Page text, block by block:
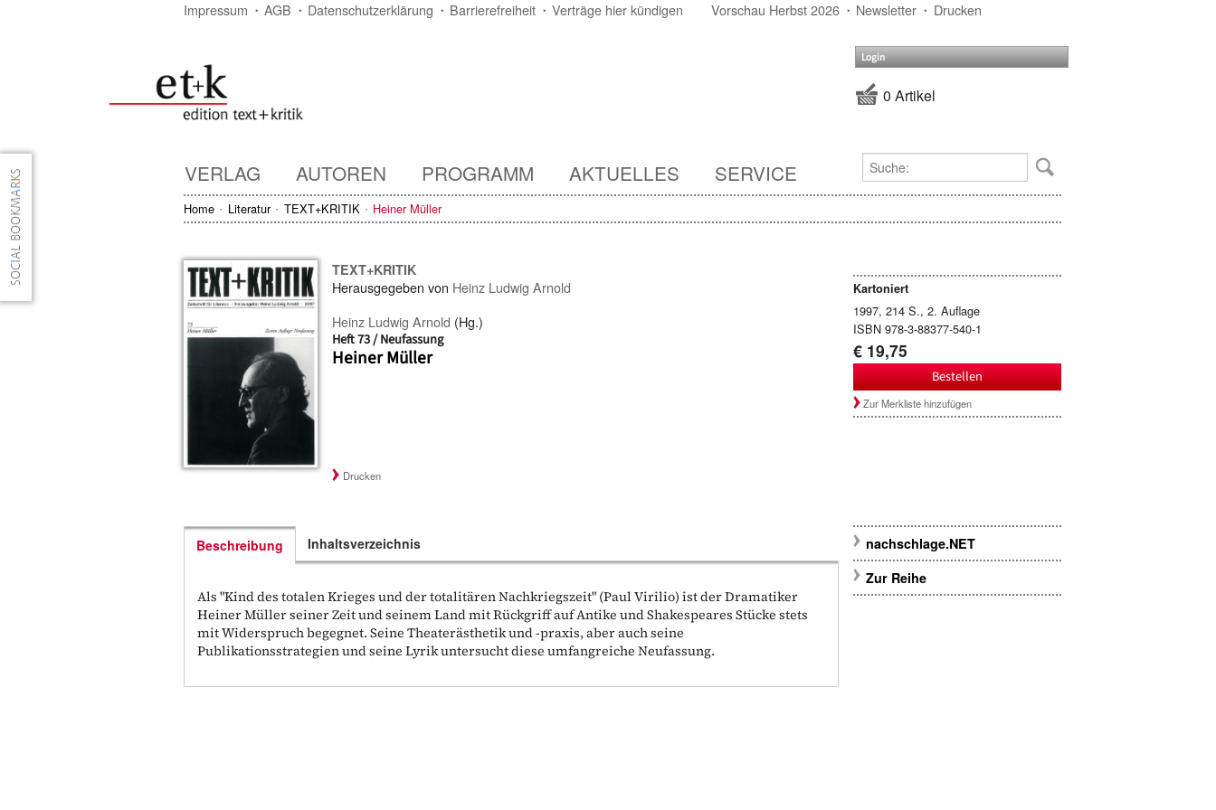
Impressum AGB Datenschutzerklärung Barrierefreiheit Verträge hier kündigen Vorschau Herbst 2026 Newsletter Drucken
Login
0 Artikel
VERLAG AUTOREN PROGRAMM AKTUELLES SERVICE
Home Literatur TEXT+KRITIK Heiner Müller
TEXT+KRITIK
Herausgegeben von Heinz Ludwig Arnold
Heinz Ludwig Arnold (Hg.)
Heft 73 / Neufassung
Heiner Müller
Kartoniert
1997, 214 S., 2. Auflage
ISBN 978-3-88377-540-1
€ 19,75
Bestellen
Zur Merkliste hinzufügen
Drucken
Beschreibung
Als "Kind des totalen Krieges und der totalitären Nachkriegszeit" (Paul Virilio) ist der Dramatiker
Heiner Müller seiner Zeit und seinem Land mit Rückgriff auf Antike und Shakespeares Stücke stets
mit Widerspruch begegnet. Seine Theaterästhetik und -praxis, aber auch seine
Publikationsstrategien und seine Lyrik untersucht diese umfangreiche Neufassung.
Inhaltsverzeichnis
nachschlage.NET
Zur Reihe